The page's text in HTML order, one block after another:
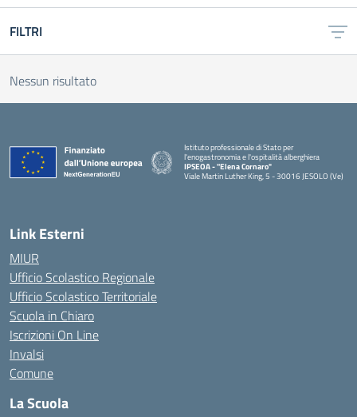
FILTRI
Nessun risultato
Istituto professionale di Stato per
l'enogastronomia e l'ospitalità alberghiera
IPSEOA - ''Elena Cornaro"
Viale Martin Luther King, 5 - 30016 JESOLO (Ve)
— Visita la pagina iniziale della scuola
Link Esterni
MIUR
Ufficio Scolastico Regionale
Ufficio Scolastico Territoriale
Scuola in Chiaro
Iscrizioni On Line
Invalsi
Comune
La Scuola